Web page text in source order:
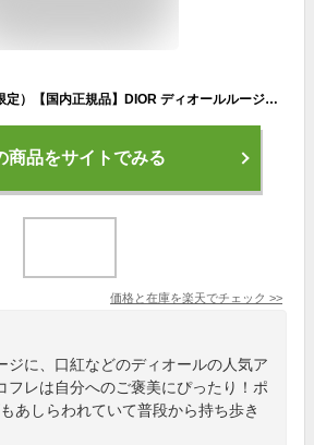
2025/10/3 発売 （数量限定）【国内正規品】DIOR ディオールルージュ ディオール クチュール セット リップスティック・口紅 ポーチ付き限定コフレ クリスマスコフレ2025 ホリデー コフレ キット セット プレゼント ギフト 贈り物 ショッパー付き
商品をサイトでみる
価格と在庫を楽天でチェック >>
ジに、口紅などのディオールの人気ア
フレは自分へのご褒美にぴったり！ポ
あしらわれていて普段から持ち歩き